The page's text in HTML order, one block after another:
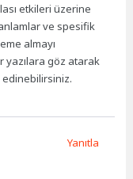
etkileri üzerine
ve spesifik
almayı
yazılara göz atarak
Yanıtla